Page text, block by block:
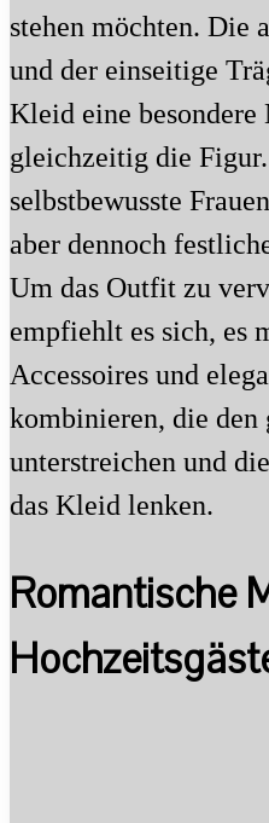
stehen möchten. Die
und der einseitige
Kleid eine besondere
gleichzeitig die
selbstbewusste
aber dennoch
Um das Outfit zu
empfiehlt es sich, es
Accessoires und
kombinieren, die
unterstreichen und
das Kleid lenken.
Romantische